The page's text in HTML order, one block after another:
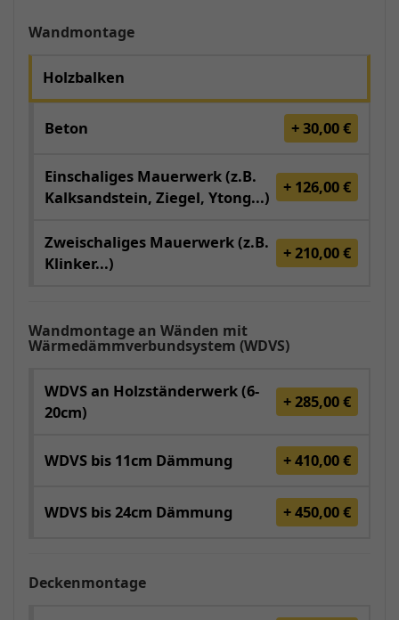
Wandmontage
Holzbalken
Beton + 30,00 €
Einschaliges Mauerwerk (z.B.
Kalksandstein, Ziegel, Ytong...)
+ 126,00 €
Zweischaliges Mauerwerk (z.B.
Klinker...)
+ 210,00 €
Wandmontage an Wänden mit
Wärmedämmverbundsystem (WDVS)
WDVS an Holzständerwerk (6-
20cm)
+ 285,00 €
WDVS bis 11cm Dämmung + 410,00 €
WDVS bis 24cm Dämmung + 450,00 €
Deckenmontage